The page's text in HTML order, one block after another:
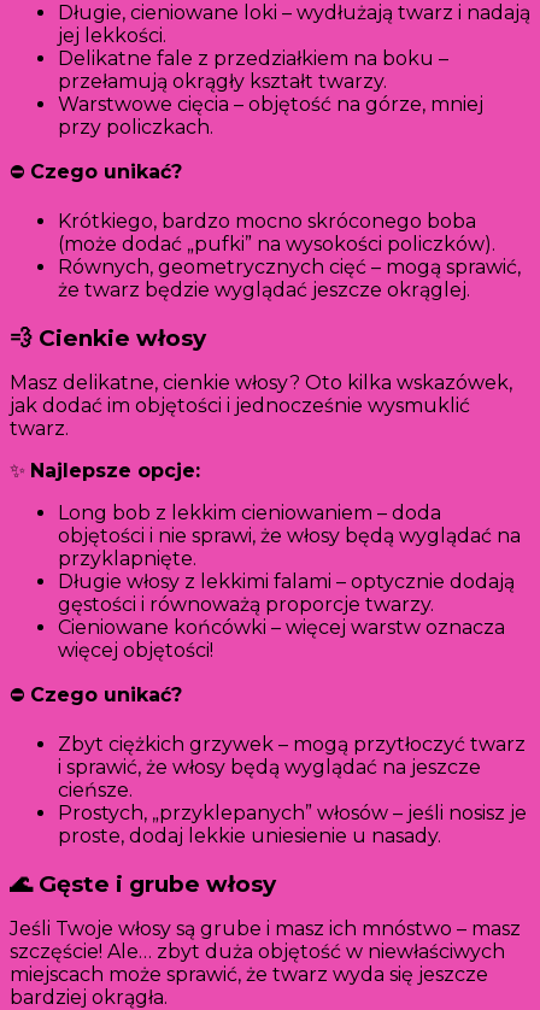
Długie, cieniowane loki – wydłużają twarz i nadają
jej lekkości.
Delikatne fale z przedziałkiem na boku –
przełamują okrągły kształt twarzy.
Warstwowe cięcia – objętość na górze, mniej
przy policzkach.
⛔ Czego unikać?
Krótkiego, bardzo mocno skróconego boba
(może dodać „pufki” na wysokości policzków).
Równych, geometrycznych cięć – mogą sprawić,
że twarz będzie wyglądać jeszcze okrąglej.
💨 Cienkie włosy
Masz delikatne, cienkie włosy? Oto kilka wskazówek,
jak dodać im objętości i jednocześnie wysmuklić
twarz.
✨ Najlepsze opcje:
Long bob z lekkim cieniowaniem – doda
objętości i nie sprawi, że włosy będą wyglądać na
przyklapnięte.
Długie włosy z lekkimi falami – optycznie dodają
gęstości i równoważą proporcje twarzy.
Cieniowane końcówki – więcej warstw oznacza
więcej objętości!
⛔ Czego unikać?
Zbyt ciężkich grzywek – mogą przytłoczyć twarz
i sprawić, że włosy będą wyglądać na jeszcze
cieńsze.
Prostych, „przyklepanych” włosów – jeśli nosisz je
proste, dodaj lekkie uniesienie u nasady.
🌊 Gęste i grube włosy
Jeśli Twoje włosy są grube i masz ich mnóstwo – masz
szczęście! Ale… zbyt duża objętość w niewłaściwych
miejscach może sprawić, że twarz wyda się jeszcze
bardziej okrągła.